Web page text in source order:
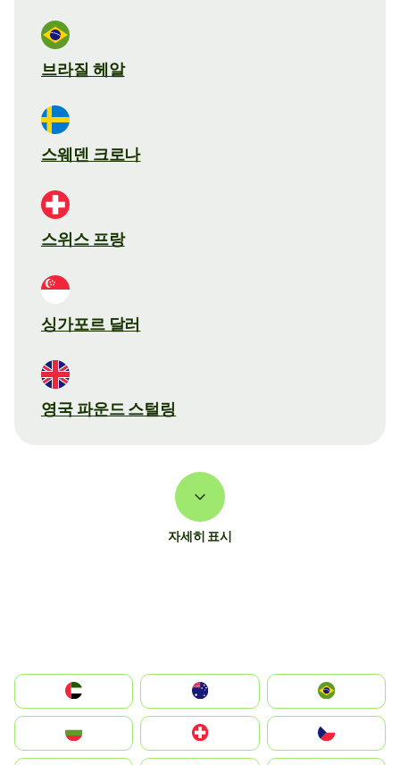
브라질 헤알
스웨덴 크로나
스위스 프랑
싱가포르 달러
영국 파운드 스털링
자세히 표시
الإمارات العربية المتحدة
Switzerland